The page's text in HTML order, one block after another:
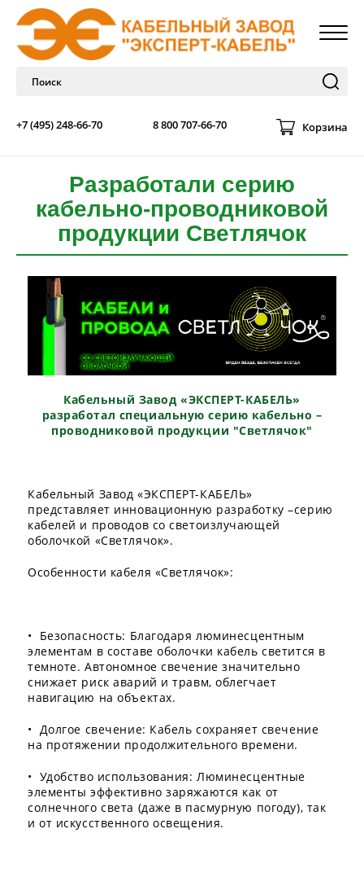
+7 (495) 248-66-70 8 800 707-66-70 Корзина
Разработали серию
кабельно-проводниковой
продукции Светлячок
Кабельный Завод «ЭКСПЕРТ-КАБЕЛЬ»
разработал специальную серию кабельно –
проводниковой продукции "Светлячок"
Кабельный Завод «ЭКСПЕРТ-КАБЕЛЬ»
представляет инновационную разработку –серию
кабелей и проводов со светоизлучающей
оболочкой «Светлячок».
Особенности кабеля «Светлячок»:
• Безопасность: Благодаря люминесцентным
элементам в составе оболочки кабель светится в
темноте. Автономное свечение значительно
снижает риск аварий и травм, облегчает
навигацию на объектах.
• Долгое свечение: Кабель сохраняет свечение
на протяжении продолжительного времени.
• Удобство использования: Люминесцентные
элементы эффективно заряжаются как от
солнечного света (даже в пасмурную погоду), так
и от искусственного освещения.